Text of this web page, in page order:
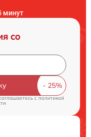
минут
со
cполитикой